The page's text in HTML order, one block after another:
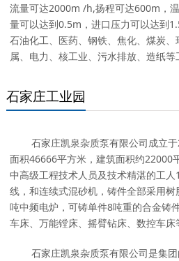
流量可达2000m /h,扬程可达600m，
量可以达到0.5m，进口压力可以达到
石油化工、医药、钢铁、焦化、煤炭
属、电力、核工业、污水排放、造纸等
石家庄工业园
石家庄凯泉杂质泵有限公司成立
面积46666平方米，建筑面积约22000
中高级工程技术人员及技术精湛的工
线，和连续式混砂机，铸件全部采用
吨中频电炉，可铸单件8吨重的合金铸
车床、万能镗床、摇臂钻床、数控车床
石家庄凯泉杂质泵有限公司是集